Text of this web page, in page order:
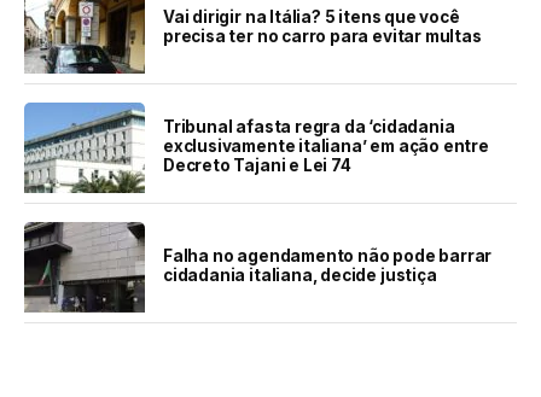
Vai dirigir na Itália? 5 itens que você
precisa ter no carro para evitar multas
Tribunal afasta regra da ‘cidadania
exclusivamente italiana’ em ação entre
Decreto Tajani e Lei 74
Falha no agendamento não pode barrar
cidadania italiana, decide justiça